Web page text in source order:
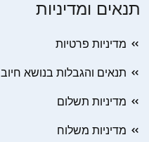
תנאים ומדיניות
מדיניות פרטיות
תנאים והגבלות בנושא חיוב
מדיניות תשלום
מדיניות משלוח